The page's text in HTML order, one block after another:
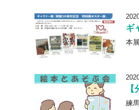
ギ
本
練